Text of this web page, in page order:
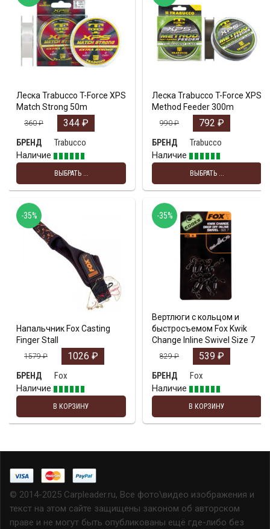
Леска Trabucco T-Force XPS
Match Strong 50m
360₽ 344 ₽
БРЕНД
Trabucco
Наличие
ВЫБРАТЬ ...
Леска Trabucco T-Force XPS
Method Feeder 300m
990₽ 792 ₽
БРЕНД
Trabucco
Наличие
ВЫБРАТЬ ...
Напальчник Fox Casting
Finger Stall
1579₽ 1026 ₽
БРЕНД
Fox
Наличие
В КОРЗИНУ
-35%
Вертлюги с кольцом и
быстросъемом Fox Kwik
Change Inline Swivel Size 7
829₽ 539 ₽
БРЕНД
Fox
Наличие
В КОРЗИНУ
-35%
© 2014-2025 Carpleader.ru, Все фото\видео изображения и
текст на этом сайте защищены законом об авторском
праве и не могут быть опубликованы ещё где-либо без